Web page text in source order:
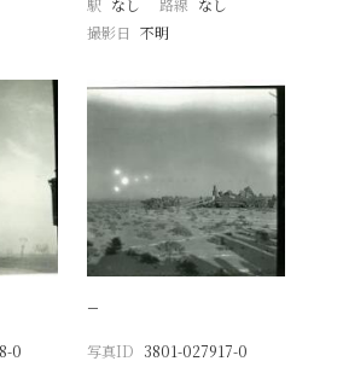
撮影日 不明
0
−
写真ID 3801-027917-0